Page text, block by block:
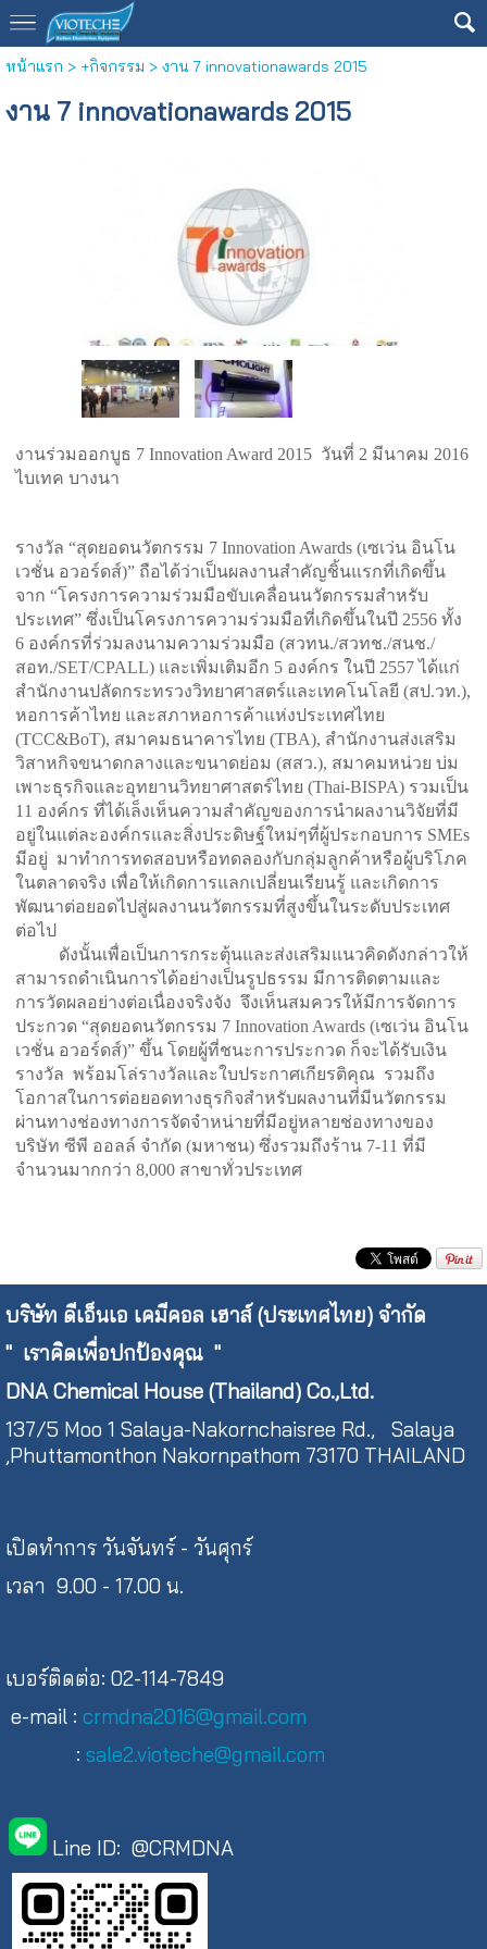
หน้าแรก > +กิจกรรม > งาน 7 innovationawards 2015
งาน 7 innovationawards 2015
งานร่วมออกบูธ 7 Innovation Award 2015 วันที่ 2 มีนาคม 2016
ไบเทค บางนา
รางวัล “สุดยอดนวัตกรรม 7 Innovation Awards (เซเว่น อินโน
เวชั่น อวอร์ดส์)” ถือได้ว่าเป็นผลงานสำคัญชิ้นแรกที่เกิดขึ้น
จาก “โครงการความร่วมมือขับเคลื่อนนวัตกรรมสำหรับ
ประเทศ” ซึ่งเป็นโครงการความร่วมมือที่เกิดขึ้นในปี 2556 ทั้ง
6 องค์กรที่ร่วมลงนามความร่วมมือ (สวทน./สวทช./สนช./
สอท./SET/CPALL) และเพิ่มเติมอีก 5 องค์กร ในปี 2557 ได้แก่
สำนักงานปลัดกระทรวงวิทยาศาสตร์และเทคโนโลยี (สป.วท.),
หอการค้าไทย และสภาหอการค้าแห่งประเทศไทย
(TCC&BoT), สมาคมธนาคารไทย (TBA), สำนักงานส่งเสริม
วิสาหกิจขนาดกลางและขนาดย่อม (สสว.), สมาคมหน่วย บ่ม
เพาะธุรกิจและอุทยานวิทยาศาสตร์ไทย (Thai-BISPA) รวมเป็น
11 องค์กร ที่ได้เล็งเห็นความสำคัญของการนำผลงานวิจัยที่มี
อยู่ในแต่ละองค์กรและสิ่งประดิษฐ์ใหม่ๆที่ผู้ประกอบการ SMEs
มีอยู่ มาทำการทดสอบหรือทดลองกับกลุ่มลูกค้าหรือผู้บริโภค
ในตลาดจริง เพื่อให้เกิดการแลกเปลี่ยนเรียนรู้ และเกิดการ
พัฒนาต่อยอดไปสู่ผลงานนวัตกรรมที่สูงขึ้นในระดับประเทศ
ต่อไป
ดังนั้นเพื่อเป็นการกระตุ้นและส่งเสริมแนวคิดดังกล่าวให้
สามารถดำเนินการได้อย่างเป็นรูปธรรม มีการติดตามและ
การวัดผลอย่างต่อเนื่องจริงจัง จึงเห็นสมควรให้มีการจัดการ
ประกวด “สุดยอดนวัตกรรม 7 Innovation Awards (เซเว่น อินโน
เวชั่น อวอร์ดส์)” ขึ้น โดยผู้ที่ชนะการประกวด ก็จะได้รับเงิน
รางวัล พร้อมโล่รางวัลและใบประกาศเกียรติคุณ รวมถึง
โอกาสในการต่อยอดทางธุรกิจสำหรับผลงานที่มีนวัตกรรม
ผ่านทางช่องทางการจัดจำหน่ายที่มีอยู่หลายช่องทางของ
บริษัท ซีพี ออลล์ จำกัด (มหาชน) ซึ่งรวมถึงร้าน 7-11 ที่มี
จำนวนมากกว่า 8,000 สาขาทั่วประเทศ
บริษัท ดีเอ็นเอ เคมีคอล เฮาส์ (ประเทศไทย) จำกัด
" เราคิดเพื่อปกป้องคุณ "
DNA Chemical House (Thailand) Co.,Ltd.
137/5 Moo 1 Salaya-Nakornchaisree Rd., Salaya
,Phuttamonthon Nakornpathom 73170 THAILAND
เปิดทำการ วันจันทร์ - วันศุกร์
เวลา 9.00 - 17.00 น.
เบอร์ติดต่อ: 02-114-7849
e-mail : crmdna2016@gmail.com
: sale2.vioteche@gmail.com
Line ID: @CRMDNA